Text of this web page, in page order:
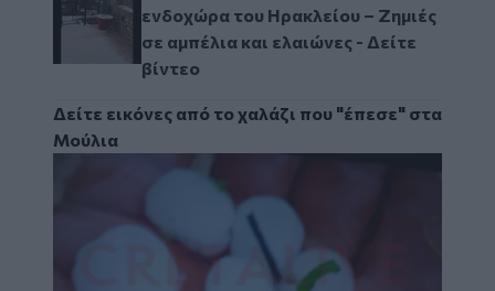
ενδοχώρα του Ηρακλείου – Ζημιές
σε αμπέλια και ελαιώνες - Δείτε
βίντεο
Δείτε εικόνες από το χαλάζι που "έπεσε" στα
Μούλια